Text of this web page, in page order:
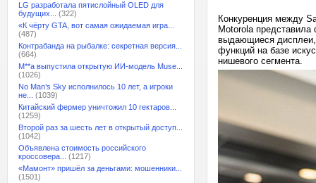
LG разработала пятислойный OLED для
будущих...
(322)
«К чёрту GTA, вот самая ожидаемая игра...
(487)
Контрабанда на рыбалке: секретная версия...
(664)
M**a выпустила открытую ИИ-модель Muse...
(1026)
No Man’s Sky исполнилось 10 лет, а игроки
не...
(1039)
Китайский фермер уничтожил 10 гектаров...
(1259)
Второй раз за шесть лет в открытый доступ...
(1042)
Объявлена стоимость российского
кроссовера...
(1217)
«Мамонт» пришёл за деньгами: мошенники...
(1501)
Конкуренция между
Motorola
выдающиеся дисплеи,
функций на базе
нишевого сегмента.